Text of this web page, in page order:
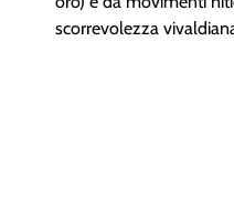
scorrevolezza